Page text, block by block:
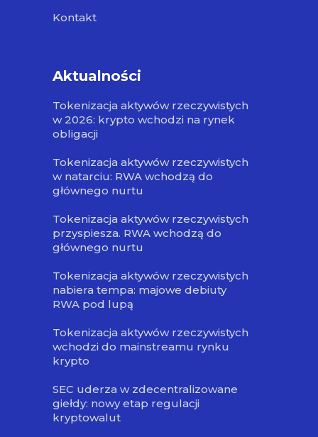
Kontakt
Aktualności
Tokenizacja aktywów rzeczywistych
w 2026: krypto wchodzi na rynek
obligacji
Tokenizacja aktywów rzeczywistych
w natarciu: RWA wchodzą do
głównego nurtu
Tokenizacja aktywów rzeczywistych
przyspiesza. RWA wchodzą do
głównego nurtu
Tokenizacja aktywów rzeczywistych
nabiera tempa: majowe debiuty
RWA pod lupą
Tokenizacja aktywów rzeczywistych
wchodzi do mainstreamu rynku
krypto
SEC uderza w zdecentralizowane
giełdy: nowy etap regulacji
kryptowalut